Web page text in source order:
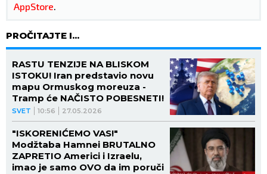
AppStore.
PROČITAJTE I...
SVET 10:56 27.05.2026
RASTU TENZIJE NA BLISKOM
ISTOKU! Iran predstavio novu
mapu Ormuskog moreuza -
Tramp će NAČISTO POBESNETI!
"ISKORENIĆEMO VAS!"
Modžtaba Hamnei BRUTALNO
ZAPRETIO Americi i Izraelu,
imao je samo OVO da im poruči